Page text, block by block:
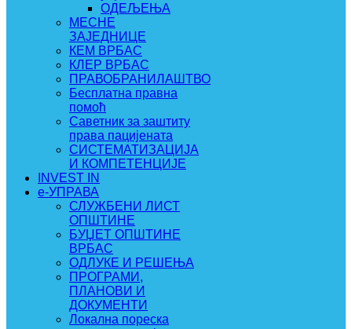
ОДЕЉЕЊА
МЕСНЕ
ЗАЈЕДНИЦЕ
КЕМ ВРБАС
КЛЕР ВРБАС
ПРАВОБРАНИЛАШТВО
Бесплатна правна
помоћ
Саветник за заштиту
права пацијената
СИСТЕМАТИЗАЦИЈА
И КОМПЕТЕНЦИЈЕ
INVEST IN
e-УПРАВА
СЛУЖБЕНИ ЛИСТ
ОПШТИНЕ
БУЏЕТ ОПШТИНЕ
ВРБАС
ОДЛУКЕ И РЕШЕЊА
ПРОГРАМИ,
ПЛАНОВИ И
ДОКУМЕНТИ
Локална пореска